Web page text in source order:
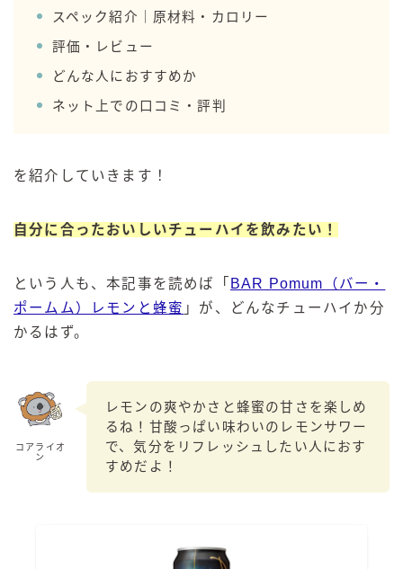
Slat(すらっと）
月庵
クリアクーラー
サッポロ
三ツ星グレフルサワー
レモン・ザ・リッチ
男梅サワー
WATER SOUR(ウォーターサワ)
宝酒造
焼酎ハイボール
タカラCANチューハイ
スペック紹介｜原材料・カロリー
評価・レビュー
どんな人におすすめか
ネット上での口コミ・評判
を紹介していきます！
自分に合ったおいしいチューハイを飲みたい！
という人も、本記事を読めば「 BAR Pomum（バー・
ポームム）レモンと蜂蜜 」が、どんなチューハイか分
かるはず。
コアライオ
ン
レモンの爽やかさと蜂蜜の甘さを楽しめ
るね！甘酸っぱい味わいのレモンサワー
で、気分をリフレッシュしたい人におす
すめだよ！